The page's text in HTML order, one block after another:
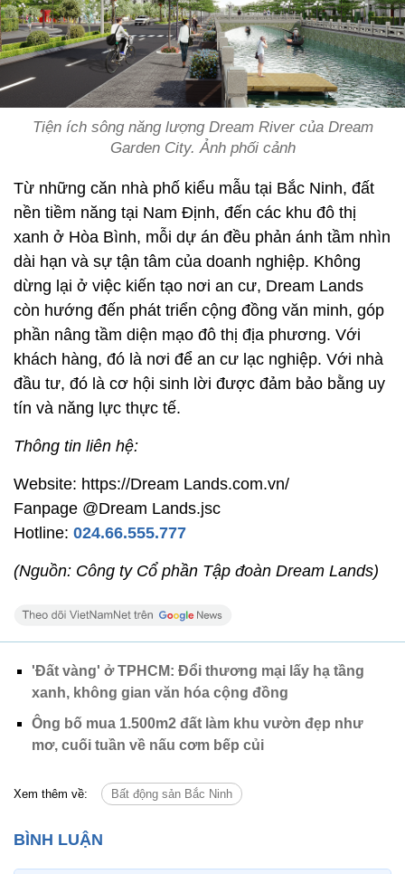
Tiện ích sông năng lượng Dream River của Dream
Garden City. Ảnh phối cảnh
Từ những căn nhà phố kiểu mẫu tại Bắc Ninh, đất
nền tiềm năng tại Nam Định, đến các khu đô thị
xanh ở Hòa Bình, mỗi dự án đều phản ánh tầm nhìn
dài hạn và sự tận tâm của doanh nghiệp. Không
dừng lại ở việc kiến tạo nơi an cư, Dream Lands
còn hướng đến phát triển cộng đồng văn minh, góp
phần nâng tầm diện mạo đô thị địa phương. Với
khách hàng, đó là nơi để an cư lạc nghiệp. Với nhà
đầu tư, đó là cơ hội sinh lời được đảm bảo bằng uy
tín và năng lực thực tế.
Thông tin liên hệ:
Website: https://Dream Lands.com.vn/
Fanpage @Dream Lands.jsc
Hotline: 024.66.555.777
(Nguồn: Công ty Cổ phần Tập đoàn Dream Lands)
'Đất vàng' ở TPHCM: Đổi thương mại lấy hạ tầng
xanh, không gian văn hóa cộng đồng
Ông bố mua 1.500m2 đất làm khu vườn đẹp như
mơ, cuối tuần về nấu cơm bếp củi
Xem thêm về: Bất động sản Bắc Ninh